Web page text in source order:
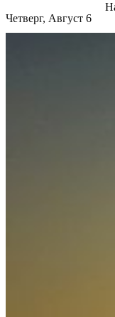
Четверг, Август 6